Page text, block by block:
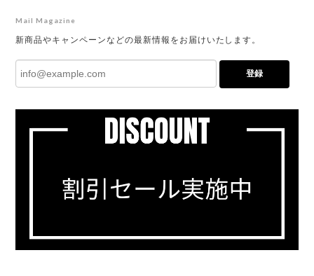
Mail Magazine
新商品やキャンペーンなどの最新情報をお届けいたします。
登録